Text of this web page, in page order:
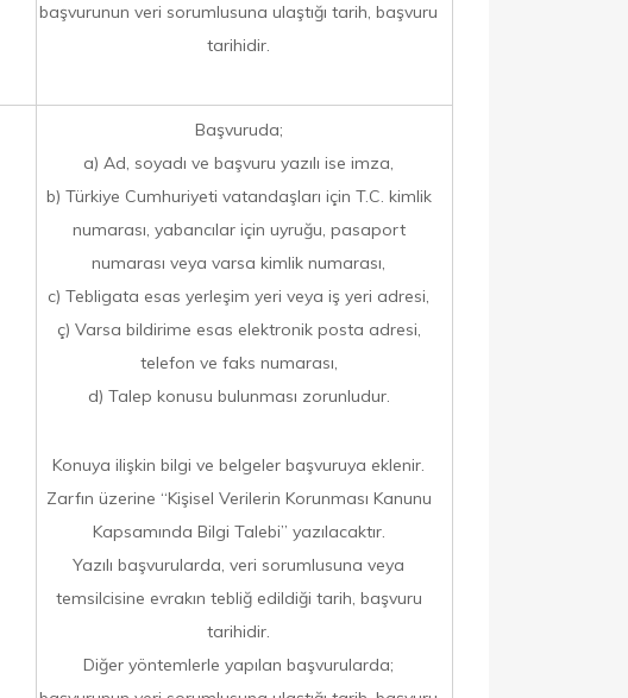
başvurunun veri sorumlusuna ulaştığı tarih, başvuru
tarihidir.
Başvuruda;
a) Ad, soyadı ve başvuru yazılı ise imza,
b) Türkiye Cumhuriyeti vatandaşları için T.C. kimlik
numarası, yabancılar için uyruğu, pasaport
numarası veya varsa kimlik numarası,
c) Tebligata esas yerleşim yeri veya iş yeri adresi,
ç) Varsa bildirime esas elektronik posta adresi,
telefon ve faks numarası,
d) Talep konusu bulunması zorunludur.
Konuya ilişkin bilgi ve belgeler başvuruya eklenir.
Zarfın üzerine “Kişisel Verilerin Korunması Kanunu
Kapsamında Bilgi Talebi” yazılacaktır.
Yazılı başvurularda, veri sorumlusuna veya
temsilcisine evrakın tebliğ edildiği tarih, başvuru
tarihidir.
Diğer yöntemlerle yapılan başvurularda;